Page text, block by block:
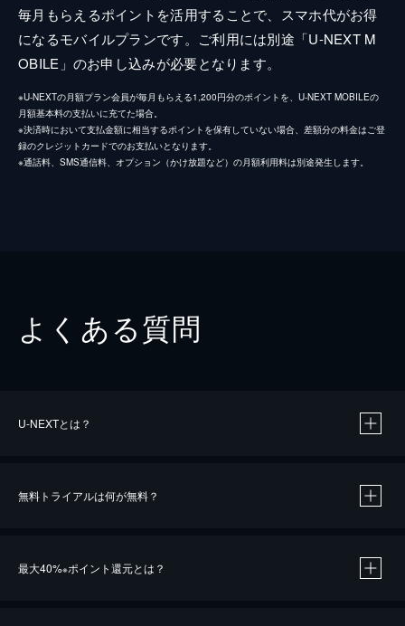
毎月もらえるポイントを活用することで、スマホ代がお得
になるモバイルプランです。ご利用には別途「U-NEXT M
OBILE」のお申し込みが必要となります。
※U-NEXTの月額プラン会員が毎月もらえる1,200円分のポイントを、U-NEXT MOBILEの
月額基本料の支払いに充てた場合。
※決済時において支払金額に相当するポイントを保有していない場合、差額分の料金はご登
録のクレジットカードでのお支払いとなります。
※通話料、SMS通信料、オプション（かけ放題など）の月額利用料は別途発生します。
よくある質問
U-NEXTとは？
無料トライアルは何が無料？
最大40%※ポイント還元とは？